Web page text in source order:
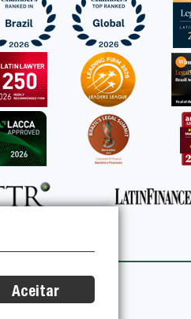
Aceitar